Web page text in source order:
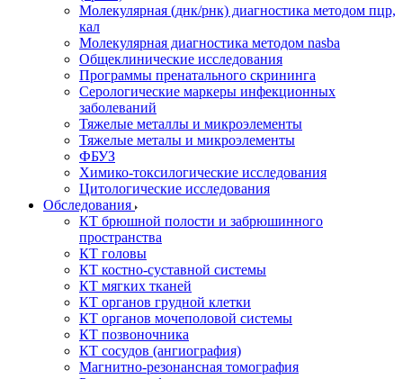
Молекулярная (днк/рнк) диагностика методом пцр,
кал
Молекулярная диагностика методом nasba
Общеклинические исследования
Программы пренатального скрининга
Серологические маркеры инфекционных
заболеваний
Тяжелые металлы и микроэлементы
Тяжелые металы и микроэлементы
ФБУЗ
Химико-токсилогические исследования
Цитологические исследования
Обследования
КТ брюшной полости и забрюшинного
пространства
КТ головы
КТ костно-суставной системы
КТ мягких тканей
КТ органов грудной клетки
КТ органов мочеполовой системы
КТ позвоночника
КТ сосудов (ангиография)
Магнитно-резонансная томография